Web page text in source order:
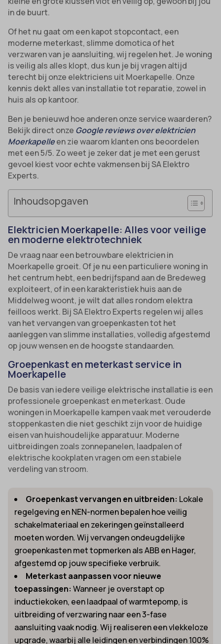
in de buurt.
Of het nu gaat om een kapot stopcontact, een
moderne meterkast, slimme domotica of het
verzwaren van je aansluiting, wij regelen het. Je woning
is veilig als alles klopt, dus kun je bij vragen altijd
terecht bij onze elektriciens uit Moerkapelle. Onze
kennis dekt alles van installatie tot reparatie, zowel in
huis als op kantoor.
Ben je benieuwd hoe anderen onze service waarderen?
Bekijk direct onze Google reviews over elektricien
Moerkapelleen zie waarom klanten ons beoordelen
met een 5/5. Zo weet je zeker dat je met een gerust
gevoel kiest voor echte vakmensen bij SA Elektro
Experts.
Inhoudsopgaven
Elektricien Moerkapelle: Alles voor veilige
en moderne elektrotechniek
De vraag naar een betrouwbare elektricien in
Moerkapelle groeit. Of je nu een particuliere woning in
het centrum hebt, een bedrijfspand aan de Bredeweg
exploiteert, of in een karakteristiek huis aan de
Middelweg woont, je wilt dat alles rondom elektra
feilloos werkt. Bij SA Elektro Experts regelen wij alles
van het vervangen van groepenkasten tot het
aanleggen van slimme installaties, volledig afgestemd
op jouw wensen en de hoogste standaarden.
Groepenkast en meterkast service in
Moerkapelle
De basis van iedere veilige elektrische installatie is een
professionele groepenkast en meterkast. Oude
woningen in Moerkapelle kampen vaak met verouderde
stoppenkasten die niet geschikt zijn voor de huidige
eisen van huishoudelijke apparatuur. Moderne
uitbreidingen zoals zonnepanelen, laadpalen of
elektrische kookplaten vragen om een stabiele
verdeling van stroom.
Groepenkast vervangen en uitbreiden: Lokale
regelgeving en NEN-normen bepalen hoe veilig
schakelmateriaal en zekeringen geïnstalleerd
moeten worden. Wij vervangen ondeugdelijke
groepenkasten met topmerken als ABB en Hager,
afgestemd op jouw specifieke verbruik.
Meterkast aanpassen voor nieuwe
toepassingen: Wanneer je overstapt op
inductiekoken, een laadpaal of warmtepomp, is
uitbreiding of verzwaring naar een 3-fase
aansluiting vaak nodig. Wij realiseren een vlekkeloze
upgrade, waarbij alle leidingen en verbindingen 100%